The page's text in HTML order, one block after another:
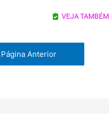
VEJA TAMBÉM
Anterior